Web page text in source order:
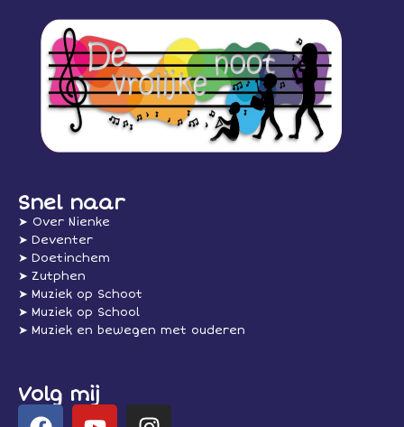
Snel naar
➤ Over Nienke
➤ Deventer
➤ Doetinchem
➤ Zutphen
➤ Muziek op Schoot
➤ Muziek op School
➤ Muziek en bewegen met ouderen
Volg mij